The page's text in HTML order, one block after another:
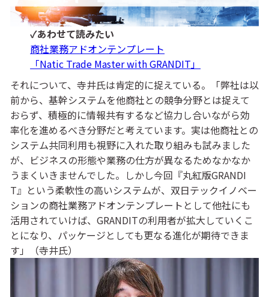
✓あわせて読みたい
商社業務アドオンテンプレート
「Natic Trade Master with GRANDIT」
それについて、寺井氏は肯定的に捉えている。「弊社は以
前から、基幹システムを他商社との競争分野とは捉えて
おらず、積極的に情報共有するなど協力し合いながら効
率化を進めるべき分野だと考えています。実は他商社との
システム共同利用も視野に入れた取り組みも試みました
が、ビジネスの形態や業務の仕方が異なるためなかなか
うまくいきませんでした。しかし今回『丸紅版GRANDI
T』という柔軟性の高いシステムが、双日テックイノベー
ションの商社業務アドオンテンプレートとして他社にも
活用されていけば、GRANDITの利用者が拡大していくこ
とになり、パッケージとしても更なる進化が期待できま
す」（寺井氏）